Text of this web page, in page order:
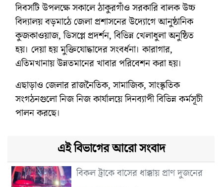
দিবসটি উপলক্ষে সকালে ঠাকুরগাঁও সরকারি বালক উচ্চ
বিদ্যালয় বড়মাঠে জেলা প্রশাসনের উদ্যোগে আনুষ্ঠানিক
কুজকাওয়াজ, ডিসপ্লে প্রদর্শন, বিভিন্ন খেলাধুলা অনুষ্ঠিত
হয়। দেয়া হয় মুক্তিযোদ্ধাদের সংবর্ধনা। কারাগার,
এতিমখানায় উন্নতমানের খাবার পরিবেশন করা হয়।
এছাড়াও জেলার রাজনৈতিক, সামাজিক, সাংস্কৃতিক
সংগঠনগুলো নিজ নিজ কার্যালয়ে দিনব্যাপী বিভিন্ন কর্মসূচী
পালন করছে।
এই বিভাগের আরো সংবাদ
বিকল ট্রাকে বাসের ধাক্কায় প্রাণ দুজনের